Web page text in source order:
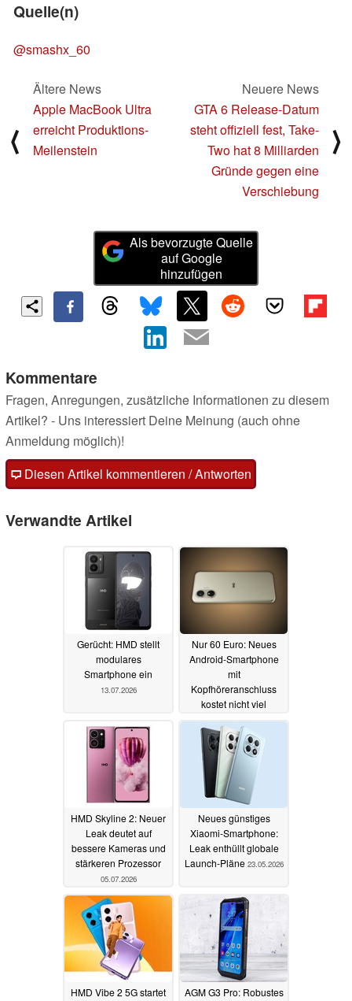
Quelle(n)
@smashx_60
⟨
Ältere News
Apple MacBook Ultra
erreicht Produktions-
Meilenstein
Neuere News
GTA 6 Release-Datum
steht offiziell fest, Take-
Two hat 8 Milliarden
Gründe gegen eine
Verschiebung
⟩
Als bevorzugte Quelle
auf Google
hinzufügen
Kommentare
Fragen, Anregungen, zusätzliche Informationen zu diesem
Artikel? - Uns interessiert Deine Meinung (auch ohne
Anmeldung möglich)!
Diesen Artikel kommentieren / Antworten
Verwandte Artikel
Gerücht: HMD stellt
modulares
Smartphone ein
13.07.2026
Nur 60 Euro: Neues
Android-Smartphone
mit
Kopfhöreranschluss
kostet nicht viel
10.07.2026
HMD Skyline 2: Neuer
Leak deutet auf
bessere Kameras und
stärkeren Prozessor
05.07.2026
Neues günstiges
Xiaomi-Smartphone:
Leak enthüllt globale
Launch-Pläne 23.05.2026
HMD Vibe 2 5G startet
AGM G3 Pro: Robustes